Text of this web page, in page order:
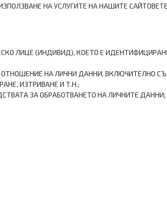
НА УСЛУГИТЕ НА НАШИТЕ
ЛИЦЕ (ИНДИВИД), КОЕТО Е
НА ЛИЧНИ ДАННИ, ВКЛЮЧИТЕЛНО
ИЗТРИВАНЕ И Т.Н.;
ЗА ОБРАБОТВАНЕТО НА ЛИЧНИТЕ ДАННИ;